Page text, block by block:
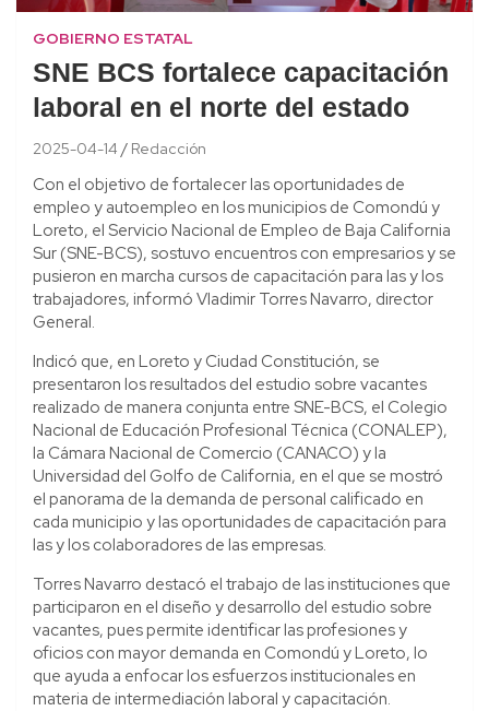
GOBIERNO ESTATAL
SNE BCS fortalece capacitación
laboral en el norte del estado
2025-04-14 Redacción
Con el objetivo de fortalecer las oportunidades de
empleo y autoempleo en los municipios de Comondú y
Loreto, el Servicio Nacional de Empleo de Baja California
Sur (SNE-BCS), sostuvo encuentros con empresarios y se
pusieron en marcha cursos de capacitación para las y los
trabajadores, informó Vladimir Torres Navarro, director
General.
Indicó que, en Loreto y Ciudad Constitución, se
presentaron los resultados del estudio sobre vacantes
realizado de manera conjunta entre SNE-BCS, el Colegio
Nacional de Educación Profesional Técnica (CONALEP),
la Cámara Nacional de Comercio (CANACO) y la
Universidad del Golfo de California, en el que se mostró
el panorama de la demanda de personal calificado en
cada municipio y las oportunidades de capacitación para
las y los colaboradores de las empresas.
Torres Navarro destacó el trabajo de las instituciones que
participaron en el diseño y desarrollo del estudio sobre
vacantes, pues permite identificar las profesiones y
oficios con mayor demanda en Comondú y Loreto, lo
que ayuda a enfocar los esfuerzos institucionales en
materia de intermediación laboral y capacitación.